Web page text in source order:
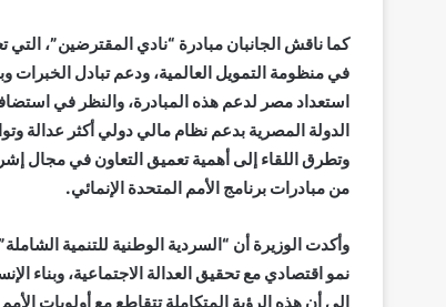
كما ناقش الجانبان مبادرة “نادي المقترضين”،
في منظومة التمويل العالمية، ودعم تبادل الخبرات
استعداد مصر لدعم هذه المبادرة، والنظر في
الدولة المصرية بدعم نظام مالي دولي أكثر عدالة
وتطرق اللقاء إلى أهمية تعميق التعاون في مجال
من مبادرات برنامج الأمم المتحدة الإنمائي.
وأكدت الوزيرة أن “السردية الوطنية للتنمية
نمو اقتصادي مع تحقيق العدالة الاجتماعية، وبناء
إلى أن هذه الرؤية المتكاملة تتقاطع مع أولويات الأمم